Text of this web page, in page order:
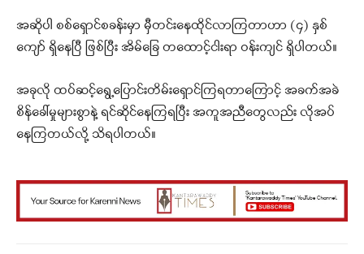
အဆိုပါ စစ်ရှောင်စခန်းမှာ မှီတင်းနေထိုင်လာကြတာဟာ (၄) နှစ်
ကျော် ရှိနေပြီ ဖြစ်ပြီး အိမ်ခြေ တထောင့်ငါးရာ ဝန်းကျင် ရှိပါတယ်။
အခုလို ထပ်ဆင့်ရွေ့ပြောင်းတိမ်းရှောင်ကြရတာကြောင့် အခက်အခဲ
စိန်ခေါ်မှုများစွာနဲ့ ရင်ဆိုင်နေကြရပြီး အကူအညီတွေလည်း လိုအပ်
နေကြတယ်လို့ သိရပါတယ်။